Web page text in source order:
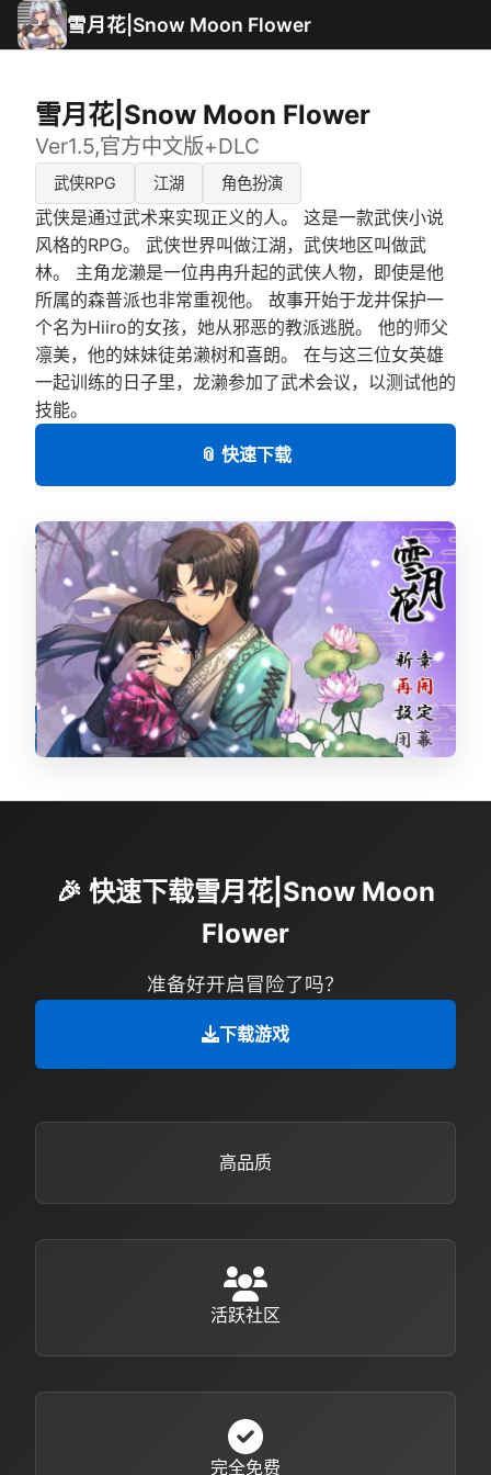
雪月花|Snow Moon Flower
雪月花|Snow Moon Flower
Ver1.5,官方中文版+DLC
武侠RPG 江湖 角色扮演
武侠是通过武术来实现正义的人。 这是一款武侠小说
风格的RPG。 武侠世界叫做江湖，武侠地区叫做武
林。 主角龙濑是一位冉冉升起的武侠人物，即使是他
所属的森普派也非常重视他。 故事开始于龙井保护一
个名为Hiiro的女孩，她从邪恶的教派逃脱。 他的师父
凛美，他的妹妹徒弟濑树和喜朗。 在与这三位女英雄
一起训练的日子里，龙濑参加了武术会议，以测试他的
技能。
📎 快速下载
🎉 快速下载雪月花|Snow Moon
Flower
准备好开启冒险了吗？
下载游戏
高品质
活跃社区
完全免费